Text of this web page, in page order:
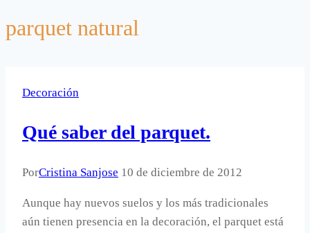
parquet natural
Decoración
Qué saber del parquet.
PorCristina Sanjose 10 de diciembre de 2012
Aunque hay nuevos suelos y los más tradicionales
aún tienen presencia en la decoración, el parquet está